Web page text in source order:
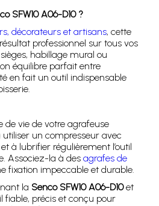
SFW10 A06-D10 ?
décorateurs et artisans, cette
professionnel sur tous vos
habillage mural ou
équilibre parfait entre
en fait un outil indispensable
de vie de votre agrafeuse
un compresseur avec
à lubrifier régulièrement l’outil
Associez-la à des agrafes de
fixation impeccable et durable.
la Senco SFW10 A06-D10et
fiable, précis et conçu pour